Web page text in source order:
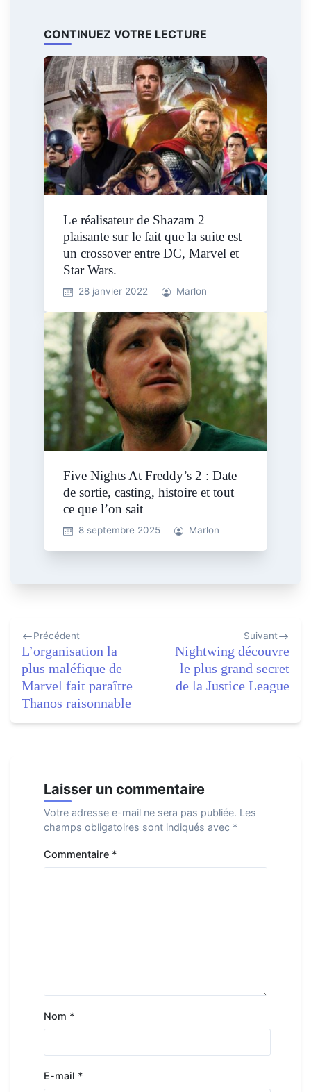
CONTINUEZ VOTRE LECTURE
Le réalisateur de Shazam 2
plaisante sur le fait que la suite est
un crossover entre DC, Marvel et
Star Wars.
28 janvier 2022 Marlon
Five Nights At Freddy’s 2 : Date
de sortie, casting, histoire et tout
ce que l’on sait
8 septembre 2025 Marlon
Navigation
de
l’article
Précédent
L’organisation la
plus maléfique de
Marvel fait paraître
Thanos raisonnable
Suivant
Nightwing découvre
le plus grand secret
de la Justice League
Laisser un commentaire
Votre adresse e-mail ne sera pas publiée. Les
champs obligatoires sont indiqués avec *
Commentaire *
Nom *
E-mail *